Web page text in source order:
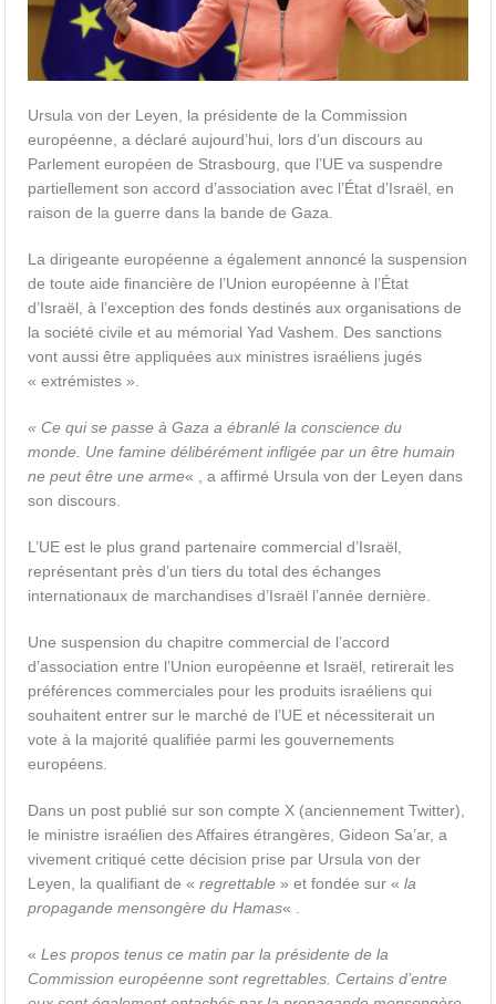
Ursula von der Leyen, la présidente de la Commission
européenne, a déclaré aujourd’hui, lors d’un discours au
Parlement européen de Strasbourg, que l’UE va suspendre
partiellement son accord d’association avec l’État d’Israël, en
raison de la guerre dans la bande de Gaza.
La dirigeante européenne a également annoncé la suspension
de toute aide financière de l’Union européenne à l’État
d’Israël, à l’exception des fonds destinés aux organisations de
la société civile et au mémorial Yad Vashem. Des sanctions
vont aussi être appliquées aux ministres israéliens jugés
« extrémistes ».
« Ce quise passe à Gaza a ébranlé la conscience du
monde. Une famine délibérément infligée par un être humain
ne peut être une arme« , a affirmé Ursula von der Leyen dans
son discours.
L’UE est le plus grand partenaire commercial d’Israël,
représentant près d’un tiers du total des échanges
internationaux de marchandises d’Israël l’année dernière.
Une suspension du chapitre commercial de l’accord
d’association entre l’Union européenne et Israël, retirerait les
préférences commerciales pour les produits israéliens qui
souhaitent entrer sur le marché de l’UE et nécessiterait un
vote à la majorité qualifiée parmi les gouvernements
européens.
Dans un post publié sur son compte X (anciennement Twitter),
le ministre israélien des Affaires étrangères, Gideon Sa’ar, a
vivement critiqué cette décision prise par Ursula von der
Leyen, la qualifiant de «regrettable » et fondée sur «la
propagande mensongère du Hamas« .
«Les propos tenus ce matin par la présidente de la
Commission européenne sont regrettables. Certains d’entre